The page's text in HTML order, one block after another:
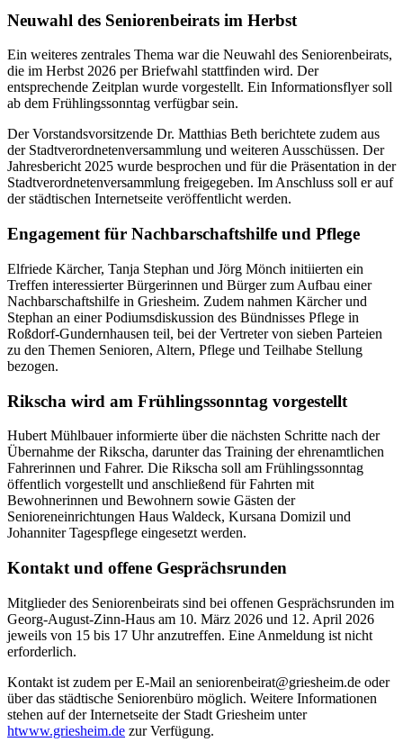
Neuwahl des Seniorenbeirats im Herbst
Ein weiteres zentrales Thema war die Neuwahl des Seniorenbeirats,
die im Herbst 2026 per Briefwahl stattfinden wird. Der
entsprechende Zeitplan wurde vorgestellt. Ein Informationsflyer soll
ab dem Frühlingssonntag verfügbar sein.
Der Vorstandsvorsitzende Dr. Matthias Beth berichtete zudem aus
der Stadtverordnetenversammlung und weiteren Ausschüssen. Der
Jahresbericht 2025 wurde besprochen und für die Präsentation in der
Stadtverordnetenversammlung freigegeben. Im Anschluss soll er auf
der städtischen Internetseite veröffentlicht werden.
Engagement für Nachbarschaftshilfe und Pflege
Elfriede Kärcher, Tanja Stephan und Jörg Mönch initiierten ein
Treffen interessierter Bürgerinnen und Bürger zum Aufbau einer
Nachbarschaftshilfe in Griesheim. Zudem nahmen Kärcher und
Stephan an einer Podiumsdiskussion des Bündnisses Pflege in
Roßdorf-Gundernhausen teil, bei der Vertreter von sieben Parteien
zu den Themen Senioren, Altern, Pflege und Teilhabe Stellung
bezogen.
Rikscha wird am Frühlingssonntag vorgestellt
Hubert Mühlbauer informierte über die nächsten Schritte nach der
Übernahme der Rikscha, darunter das Training der ehrenamtlichen
Fahrerinnen und Fahrer. Die Rikscha soll am Frühlingssonntag
öffentlich vorgestellt und anschließend für Fahrten mit
Bewohnerinnen und Bewohnern sowie Gästen der
Senioreneinrichtungen Haus Waldeck, Kursana Domizil und
Johanniter Tagespflege eingesetzt werden.
Kontakt und offene Gesprächsrunden
Mitglieder des Seniorenbeirats sind bei offenen Gesprächsrunden im
Georg-August-Zinn-Haus am 10. März 2026 und 12. April 2026
jeweils von 15 bis 17 Uhr anzutreffen. Eine Anmeldung ist nicht
erforderlich.
Kontakt ist zudem per E-Mail an seniorenbeirat@griesheim.de oder
über das städtische Seniorenbüro möglich. Weitere Informationen
stehen auf der Internetseite der Stadt Griesheim unter
htwww.griesheim.de zur Verfügung.